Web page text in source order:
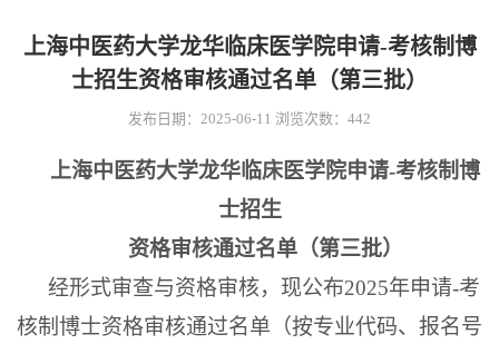
上海中医药大学龙华临床医学院申请-考核制博
士招生资格审核通过名单（第三批）
发布日期：2025-06-11 浏览次数： 442
上海中医药大学龙华临床医学院申请-考核制博
士招生
资格审核通过名单（第三批）
经形式审查与资格审核，现公布2025年申请-考
核制博士资格审核通过名单（按专业代码、报名号